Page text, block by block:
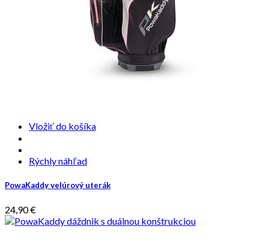
Vložiť do košíka
Rýchly náhľad
PowaKaddy velúrový uterák
24,90 €